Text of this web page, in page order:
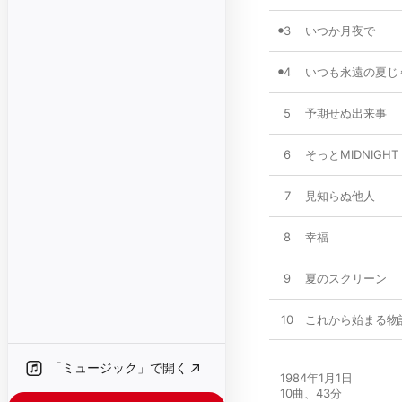
「ミュージック」で開く
3 いつか月夜で
4 いつも永遠の夏じ
5 予期せぬ出来事
6 そっとMIDNIGHT
7 見知らぬ他人
8 幸福
9 夏のスクリーン
10 これから始まる物
1984年1月1日
10曲、43分